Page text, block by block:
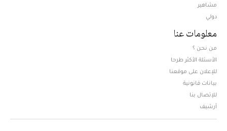
مشاهير
دولي
معلومات عنا
من نحن ؟
الأسئلة الأكثر طرحا
للإعلان على موقعنا
بيانات قانونية
للإتصال بنا
أرشيف